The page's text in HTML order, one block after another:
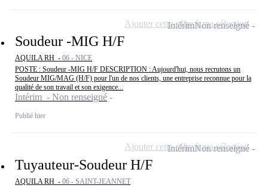
Soudeur -MIG H/F
AQUILA RH - 06 - NICE
POSTE : Soudeur -MIG H/F DESCRIPTION : Aujourd'hui, nous recrutons un
Soudeur MIG/MAG (H/F) pour l'un de nos clients, une entreprise reconnue pour la
qualité de son travail et son exigence...
Intérim - Non renseigné
Publié hier
IntérimNon renseigné
Ajouter cette offre à ma sélection
Tuyauteur-Soudeur H/F
AQUILA RH - 06 - SAINT-JEANNET
IntérimNon renseigné
Ajouter cette offre à ma sélection